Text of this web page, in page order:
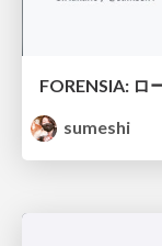
FORENSIA: ロ
sumeshi